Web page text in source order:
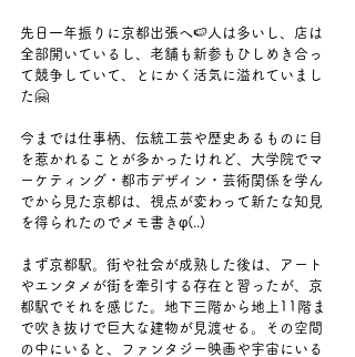
先日一年振りに京都出張へ🍉人は多いし、店は
全部開いているし、老舗も新参もひしめき合っ
て競争していて、とにかく活気に溢れていまし
た🤗
今までは仕事柄、伝統工芸や歴史あるものに目
を惹かれることが多かったけれど、大学院でマ
ーケティング・都市デザイン・芸術関係を学ん
でから見た京都は、視点が変わって新たな知見
を得られたのでメモ書きφ(..)
まず京都駅。街や社会が成熟した後は、アート
やエンタメが街を牽引する存在と習ったが、京
都駅でそれを感じた。地下三階から地上11階ま
で吹き抜けで巨大な建物が見渡せる。その空間
の中にいると、ファンタジー映画や宇宙にいる